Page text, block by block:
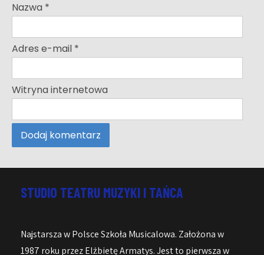
Nazwa *
Adres e-mail *
Witryna internetowa
STUDIO TEATRU MUZYKI I TAŃCA
Najstarsza w Polsce Szkoła Musicalowa. Założona w
1987 roku przez Elżbietę Armatys. Jest to pierwsza w